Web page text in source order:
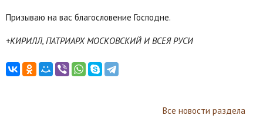
Призываю на вас благословение Господне.
+КИРИЛЛ, ПАТРИАРХ МОСКОВСКИЙ И ВСЕЯ РУСИ
Все новости раздела